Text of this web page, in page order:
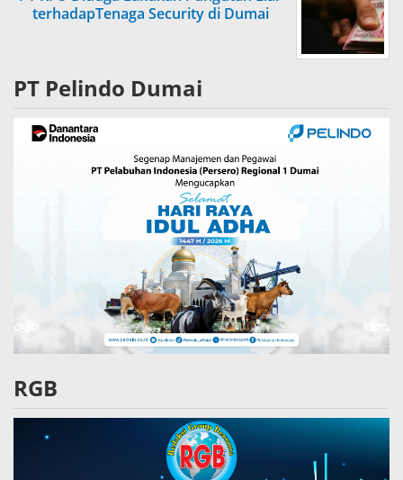
terhadapTenaga Security di Dumai
PT Pelindo Dumai
RGB